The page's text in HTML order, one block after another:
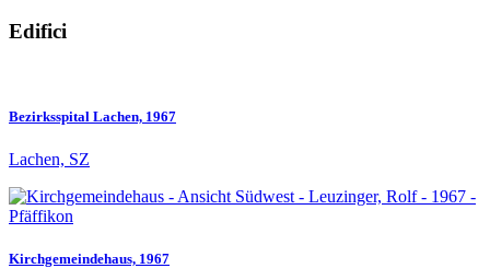
Edifici
Bezirksspital Lachen, 1967
Lachen, SZ
Kirchgemeindehaus, 1967